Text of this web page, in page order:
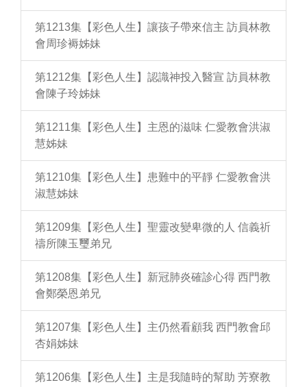
第1213集【彩色人生】讓孩子帶來信主 訪員林教
會周珍褥姊妹
第1212集【彩色人生】認識神投入醫宣 訪員林教
會陳子玲姊妹
第1211集【彩色人生】主恩的滋味 仁愛教會洪淑
慧姊妹
第1210集【彩色人生】患難中的平靜 仁愛教會洪
淑慧姊妹
第1209集【彩色人生】聖靈改變卑微的人 信義祈
禱所陳玉璽弟兄
第1208集【彩色人生】新冠肺炎確診心得 西門教
會鄭榮恩弟兄
第1207集【彩色人生】主仍然看顧我 西門教會邱
杏娟姊妹
第1206集【彩色人生】主是我隨時的幫助 芳寮教